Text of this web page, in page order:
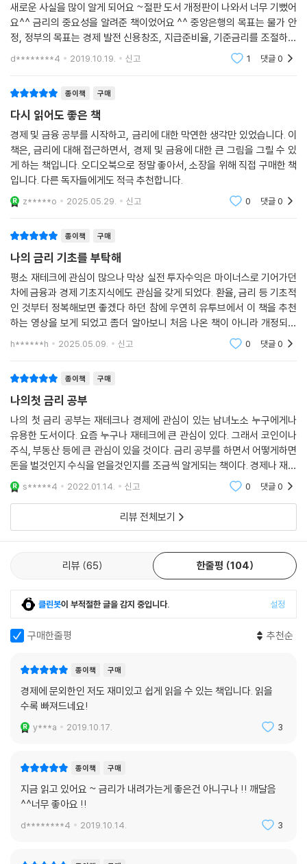
터키는 기준금리 인상이 불가피했다. 통화정책의 최우선 목표는 물가안정
이다. 그것은 무조건적인 물가 하락이 목표가 아니다. 인플레이션보다 더
잡기 어려운 것은 디플레이션이다. 말 그대로 목표는 물가안정이다. 물가
는 적정한 레벨을 계속 유지하거나, 느리게 또는 적정한 속도로 꾸준하게
들이 판단하는 적정 속도보다 훨씬 빠르게 올라가고 있었는데, 통화가치
급락이라는 악재를 또 만나버린 것이다. 그렇다면 일단 물가를 안정시키고
난 뒤, 다시 금리를 인하하든지 하는 카드를 생각할 수밖에 없다.
인플레이션을 초기에 제어하지 못한다면 베네수엘라같이 하이퍼 인플레
이션을 겪을 수 있다. 자국민이 자국통화에 대한 신뢰도가 사라지는 순간
어느 나라라도 하이퍼 인플레이션이 나타날 수 있다. 자국통화를 믿지 못
하게 되면 자국통화를 매도하려고만 하고, 어느새 달러와 같은 국제적으로
통용되는 통화로만 거래하려는 현상이 나타난다.
--- p.312
하기 쉽지만 일반인에게는 친숙하지 않다. 그렇다 하더라도 우리는 금리의
흐름을 이해해야 한다. 금리의 움직임을 잘 아는 사람은 시장의 자금 움직
임에 능통하고, 자금 움직임에 능통한 사람은 부의 축적 방법도 훤히 꿰뚫
게 되기 때문이다. 자본시장의 뿌리이자 근본인 금리를 알고 경제위기에도
알고 주식과 채권·실물자산 등 다양한 투자대상 중에서 자신에게 맞는 적
절한 자산을 선택할 수 있는 안목을 길러보자.
새로운 사실을 많이 알게 되어요 ~절판 도서 개정판이 나와서 너무 기뻤어
요^^ 금리의 중요성을 알려준 책이었어요 ^^ 중앙은행의 목표는 물가 안
정, 정부의 목표는 경제 발전 신용창조, 지급준비율, 기준금리를 조절하는
이유도 알게 되었어요 ~ 우리나라의 엔캐리 트레이드, 와타나베 부인되어
d********4 2019.10.19. 신고 1 댓글0
종이책 구매
다시 읽어도 좋은 책
경제 및 금융 공부를 시작하고, 금리에 대한 막연한 생각만 있었습니다. 이
책은, 금리에 대해 접근하면서, 경제 및 금융에 대한 큰 그림을 그릴 수 있
게 하는 책입니다. 오디오북으로 정말 좋아서, 소장을 위해 직접 구매한 책
입니다. 다른 독자들에게도 적극 추천합니다.
z*****o 2025.05.29. 신고 0 댓글0
종이책 구매
나의 금리 기초를 부탁해
평소 재테크에 관심이 많으나 막상 실전 투자수익은 마이너스로 기어가던
차에 금융과 경제 기초지식에도 관심을 갖게 되었다. 환율, 금리 등 기초적
인 것부터 정복해보면 좋겠다 하던 참에 우연히 유투브에서 이 책을 추천
하는 영상을 보게 되었고 좀더 알아보니 처음 나온 책이 아니라 개정되어
나온 검증된 책임을 알게 되어 구매하게 되었다. 아직 다 읽지는 못 했지만
h******h 2025.05.09. 신고 0 댓글0
종이책 구매
나의첫 금리 공부
나의 첫 금리 공부는 재테크나 경제에 관심이 있는 남녀노소 누구에게나
유용한 도서이다. 요즘 누구나 재테크에 큰 관심이 있다. 그래서 코인이나
주식, 부동산 등에 큰 관심이 있을 것이다. 금리 공부를 하면서 어떻게하면
돈을 벌것인지 수식을 얻을것인지를 조금씩 알게되는 책이다. 경제나 재테
크에 관심이 있다면 이책을 차근차근 정독을 했으면 하는 바램이다. 코로
나로 어려운 경
s*****4 2022.01.14. 신고 0 댓글0
리뷰 전체보기
리뷰 65 한줄평 104
클린봇이 부적절한 글을 감지 중입니다. 설정
구매한줄평 추천순
종이책 구매
경제에 문외한인 저도 재미있고 쉽게 읽을 수 있는 책입니다. 읽을
수록 빠져드네요!
y***a 2019.10.17. 3
종이책 구매
지금 읽고 있어요 ~ 금리가 내려가는게 좋은건 아니구나 !! 깨달음
^^너무 좋아요 !!
d********4 2019.10.14. 3